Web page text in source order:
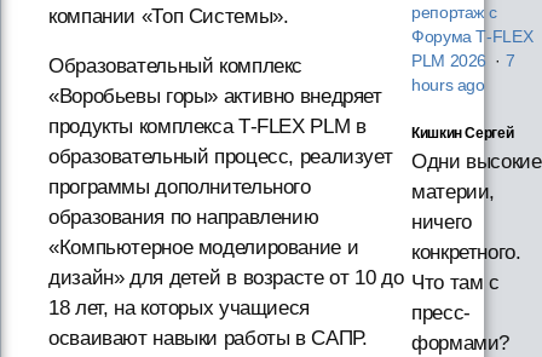
компании «Топ Системы».
Образовательный комплекс
«Воробьевы горы» активно внедряет
продукты комплекса T‑FLEX PLM в
образовательный процесс, реализует
программы дополнительного
образования по направлению
«Компьютерное моделирование и
дизайн» для детей в возрасте от 10 до
18 лет, на которых учащиеся
осваивают навыки работы в САПР.
репортаж с
Форума T‑FLEX
PLM 2026 · 7
hours ago
Кишкин Сергей
Одни высокие
материи,
ничего
конкретного.
Что там с
пресс-
формами?